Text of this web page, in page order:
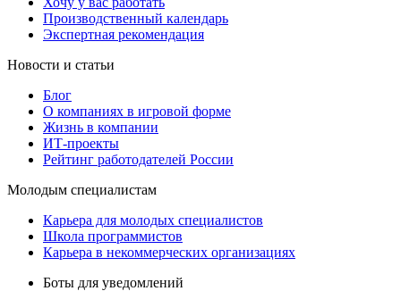
Производственный календарь
Экспертная рекомендация
Новости и статьи
Блог
О компаниях в игровой форме
Жизнь в компании
ИТ-проекты
Рейтинг работодателей России
Молодым специалистам
Карьера для молодых специалистов
Школа программистов
Карьера в некоммерческих организациях
Боты для уведомлений